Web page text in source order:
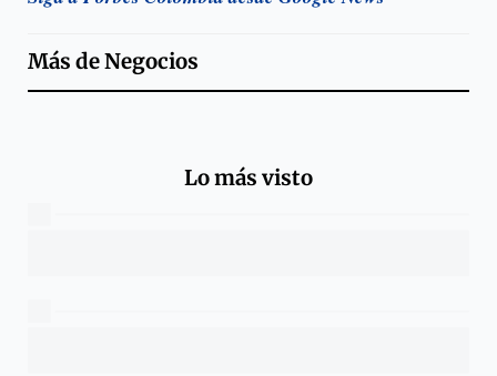
Más deNegocios
Lo más visto